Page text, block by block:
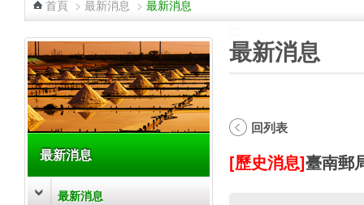
首頁 > 最新消息 > 最新消息
最新消息
最新消息
最新消息
回列表
[歷史消息]臺南郵